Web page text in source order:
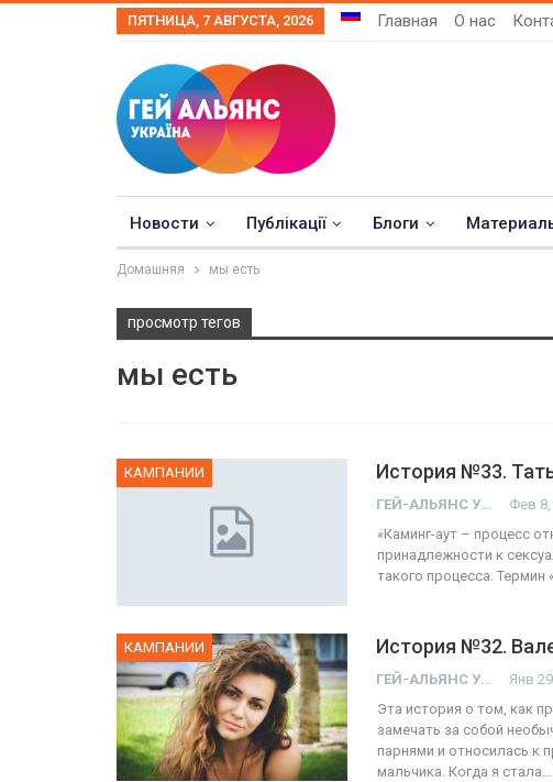
ПЯТНИЦА, 7 АВГУСТА, 2026 Главная О нас
Новости Публікації Блоги
Домашняя мы есть
просмотр тегов
мы есть
КАМПАНИИ История №33.
ГЕЙ-АЛЬЯНС УКРАИНА Фев 8,
«Каминг-аут – процесс
принадлежности к
такого процесса. Термин
КАМПАНИИ История №32.
ГЕЙ-АЛЬЯНС УКРАИНА Янв
Эта история о том, как
замечать за собой
парнями и относилась к
мальчика. Когда я стала…
ФОТО
Прайд в Тель-Авиве собрал 200
тысяч участников
Июн 10, 2017